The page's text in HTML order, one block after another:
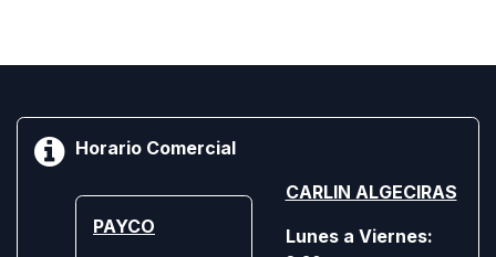
Horario Comercial
PAYCO
CARLIN ALGECIRAS
Lunes a Viernes: